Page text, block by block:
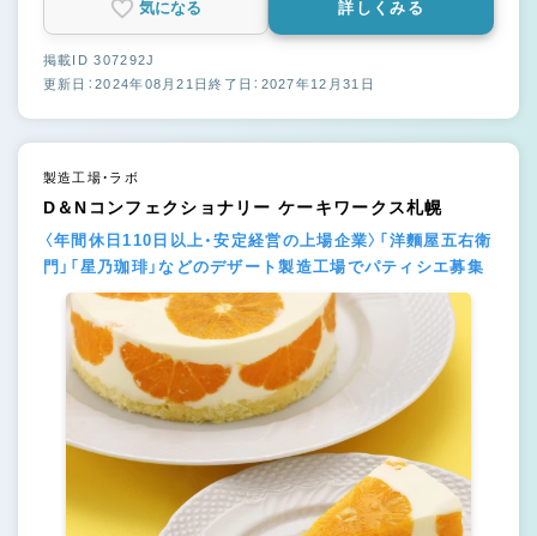
気になる 詳しくみる
掲載ID 307292J
更新日：2024年08月21日終了日：2027年12月31日
製造工場・ラボ
D＆Nコンフェクショナリー ケーキワークス札幌
〈年間休日110日以上・安定経営の上場企業〉「洋麵屋五右衛
門」「星乃珈琲」などのデザート製造工場でパティシエ募集